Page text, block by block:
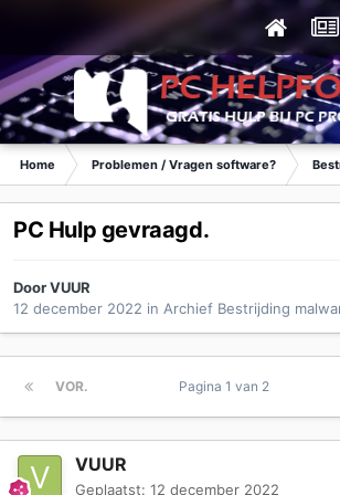
Home Problemen / Vragen software?
PC Hulp gevraagd.
DoorVUUR
12 december 2022 in Archief Bestrijding
VOR. Pagina 1 van 2
VUUR
Geplaatst: 12 december 2022